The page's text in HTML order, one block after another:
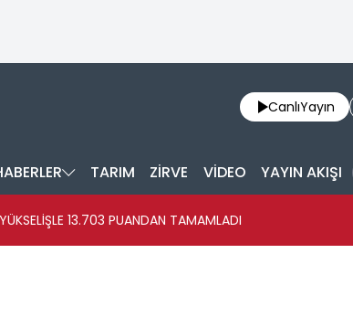
CanlıYayın
TARIM ZİRVE VİDEO YAYIN AKIŞI
13.703 PUANDAN TAMAMLADI